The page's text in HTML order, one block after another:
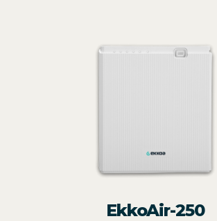
EkkoAir-250